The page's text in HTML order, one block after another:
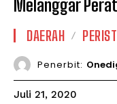
Melanggar
DAERAH
Penerbit:
Juli 21, 2020